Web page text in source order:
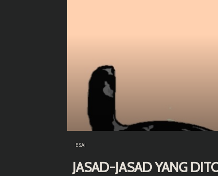
ESAI
JASAD-JASAD YANG